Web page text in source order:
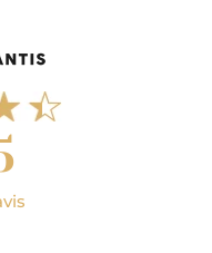
herbes de Provence